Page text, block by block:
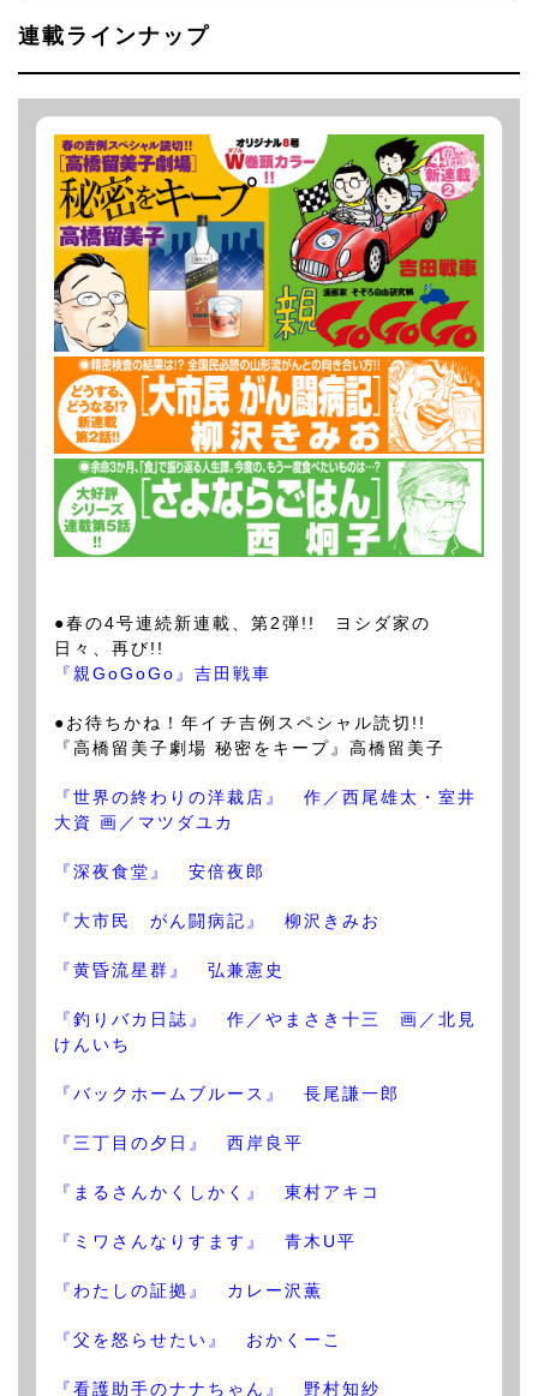
連載ラインナップ
●春の4号連続新連載、第2弾!! ヨシダ家の
日々、再び!!
『親GoGoGo』吉田戦車
●お待ちかね！年イチ吉例スペシャル読切!!
『高橋留美子劇場 秘密をキープ』高橋留美子
『世界の終わりの洋裁店』 作／西尾雄太・室井
大資 画／マツダユカ
『深夜食堂』 安倍夜郎
『大市民 がん闘病記』 柳沢きみお
『黄昏流星群』 弘兼憲史
『釣りバカ日誌』 作／やまさき十三 画／北見
けんいち
『バックホームブルース』 長尾謙一郎
『三丁目の夕日』 西岸良平
『まるさんかくしかく』 東村アキコ
『ミワさんなりすます』 青木U平
『わたしの証拠』 カレー沢薫
『父を怒らせたい』 おかくーこ
『看護助手のナナちゃん』 野村知紗